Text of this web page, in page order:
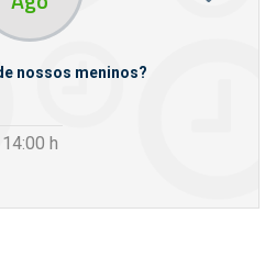
nossos meninos?
14:00 h